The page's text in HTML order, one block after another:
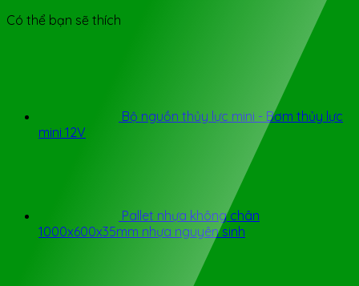
Có thể bạn sẽ thích
Bộ nguồn thủy lực mini - Bơm thủy lực
mini 12V
Pallet nhựa không chân
1000x600x35mm nhựa nguyên sinh